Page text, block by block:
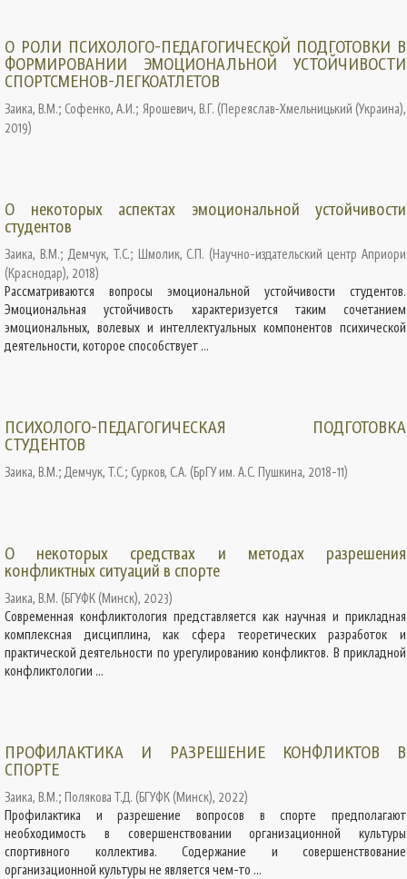
О РОЛИ ПСИХОЛОГО-ПЕДАГОГИЧЕСКОЙ ПОДГОТОВКИ В
ФОРМИРОВАНИИ ЭМОЦИОНАЛЬНОЙ УСТОЙЧИВОСТИ
СПОРТСМЕНОВ-ЛЕГКОАТЛЕТОВ
Заика, В.М.; Софенко, А.И.; Ярошевич, В.Г. (Переяслав-Хмельницький (Украина),
2019)
О некоторых аспектах эмоциональной устойчивости
студентов
Заика, В.М.; Демчук, Т.С.; Шмолик, С.П. (Научно-издательский центр Априори
(Краснодар), 2018)
Рассматриваются вопросы эмоциональной устойчивости студентов.
Эмоциональная устойчивость характеризуется таким сочетанием
эмоциональных, волевых и интеллектуальных компонентов психической
деятельности, которое способствует ...
ПСИХОЛОГО-ПЕДАГОГИЧЕСКАЯ ПОДГОТОВКА
СТУДЕНТОВ
Заика, В.М.; Демчук, Т.С.; Сурков, С.А. (БрГУ им. А.С. Пушкина, 2018-11)
О некоторых средствах и методах разрешения
конфликтных ситуаций в спорте
Заика, В.М. (БГУФК (Минск), 2023)
Современная конфликтология представляется как научная и прикладная
комплексная дисциплина, как сфера теоретических разработок и
практической деятельности по урегулированию конфликтов. В прикладной
конфликтологии ...
ПРОФИЛАКТИКА И РАЗРЕШЕНИЕ КОНФЛИКТОВ В
СПОРТЕ
Заика, В.М.; Полякова Т.Д. (БГУФК (Минск), 2022)
Профилактика и разрешение вопросов в спорте предполагают
необходимость в совершенствовании организационной культуры
спортивного коллектива. Содержание и совершенствование
организационной культуры не является чем-то ...